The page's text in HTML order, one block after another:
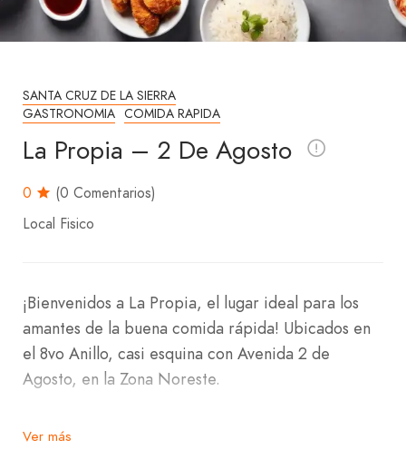
SANTA CRUZ DE LA SIERRA
GASTRONOMIA COMIDA RAPIDA
La Propia – 2 De Agosto
0
(0 Comentarios)
Local Fisico
¡Bienvenidos a La Propia, el lugar ideal para los
amantes de la buena comida rápida! Ubicados en
el 8vo Anillo, casi esquina con Avenida 2 de
Agosto, en la Zona Noreste.
En La Propia, ofrecemos una deliciosa selección
Ver más